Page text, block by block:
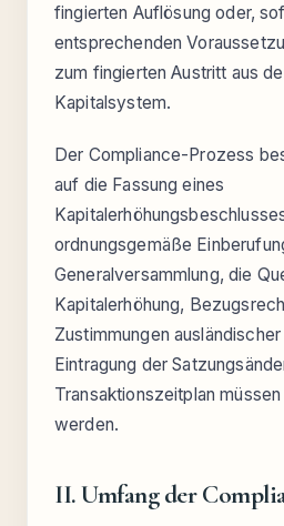
fingierten Auflösung oder,
entsprechenden
zum fingierten Austritt aus
Kapitalsystem.
Der Compliance-Prozess
auf die Fassung eines
ordnungsgemäße
Generalversammlung, die
Kapitalerhöhung,
Zustimmungen
Eintragung der
Transaktionszeitplan
werden.
II. Umfang der